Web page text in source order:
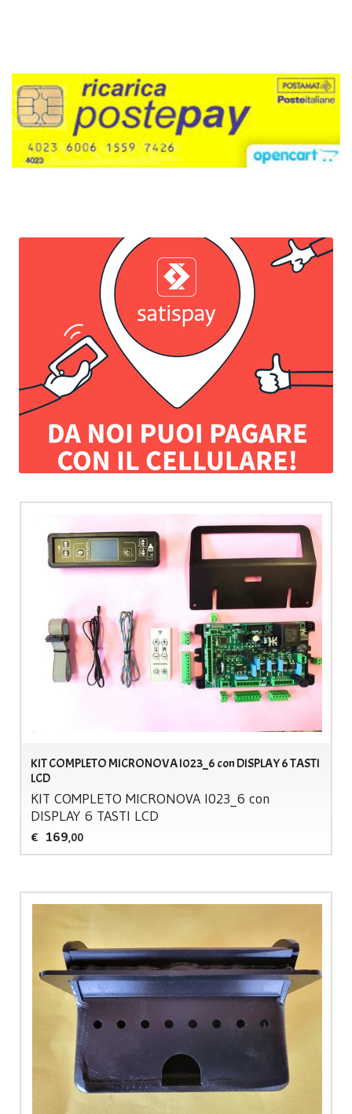
KIT COMPLETO MICRONOVA I023_6 con DISPLAY 6 TASTI
LCD
KIT COMPLETO MICRONOVAI023_6 con
DISPLAY6 TASTI LCD
€ 169,00